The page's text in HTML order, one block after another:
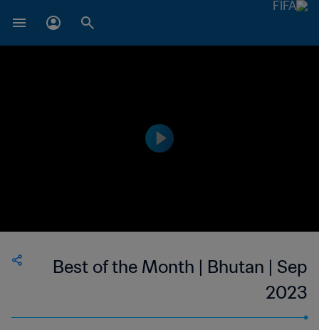
Best of the Month | Bhutan | Sep
2023